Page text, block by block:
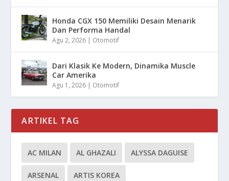
Honda CGX 150 Memiliki Desain Menarik
Dan Performa Handal
Agu 2, 2026 | Otomotif
Dari Klasik Ke Modern, Dinamika Muscle
Car Amerika
Agu 1, 2026 | Otomotif
ARTIKEL TAG
AC MILAN AL GHAZALI ALYSSA DAGUISE
ARSENAL ARTIS KOREA